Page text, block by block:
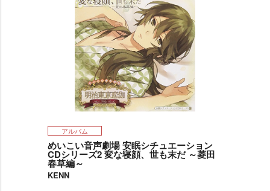
アルバム
めいこい音声劇場 安眠シチュエーション
CDシリーズ2 変な寝顔、世も末だ ～菱田
春草編～
KENN